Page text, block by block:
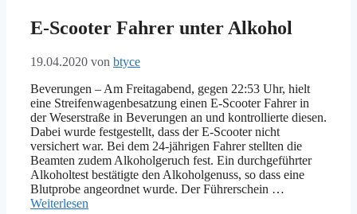
gewesen sind.
Stadtteile mit insgesamt rund 13.600 Einwohnern locken
Landschaft.
Folglich kommen Naturfreunde voll auf ihre Kosten.
Beispielsweise in der lieblichen Weseraue, in stillen,
dunklen Bergwäldern, auf den vom Wind zerzausten
Hochflächen mit unvergesslichen Fernblicken. Ebenfalls
auf dem Weser-Skywalk auf den fast 100 m hohen
Hannoverschen Klippen bei Würgassen mit seinem
famosen Aussichtserlebnis.
E-Scooter Fahrer unter Alkohol
19.04.2020 von btyce
Beverungen – Am Freitagabend, gegen 22:53 Uhr, hielt
eine Streifenwagenbesatzung einen E-Scooter Fahrer in
der Weserstraße in Beverungen an und kontrollierte diesen.
Dabei wurde festgestellt, dass der E-Scooter nicht
versichert war. Bei dem 24-jährigen Fahrer stellten die
Beamten zudem Alkoholgeruch fest. Ein durchgeführter
Alkoholtest bestätigte den Alkoholgenuss, so dass eine
Blutprobe angeordnet wurde. Der Führerschein …
Weiterlesen